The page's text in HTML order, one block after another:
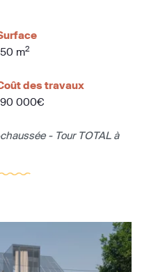
m2
des travaux
000€
- Tour TOTAL à